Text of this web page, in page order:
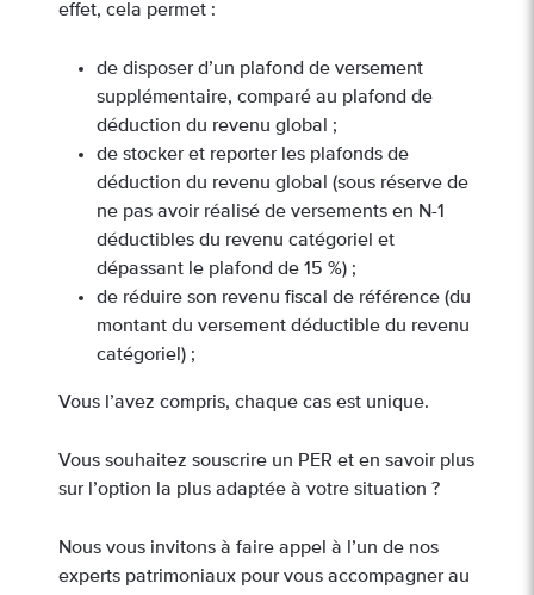
effet, cela permet :
de disposer d’un plafond de versement
supplémentaire, comparé au plafond de
déduction du revenu global ;
de stocker et reporter les plafonds de
déduction du revenu global (sous réserve de
ne pas avoir réalisé de versements en N-1
déductibles du revenu catégoriel et
dépassant le plafond de 15 %) ;
de réduire son revenu fiscal de référence (du
montant du versement déductible du revenu
catégoriel) ;
Vous l’avez compris, chaque cas est unique.
Vous souhaitez souscrire un PER et en savoir plus
sur l’option la plus adaptée à votre situation ?
Nous vous invitons à faire appel à l’un de nos
experts patrimoniaux pour vous accompagner au